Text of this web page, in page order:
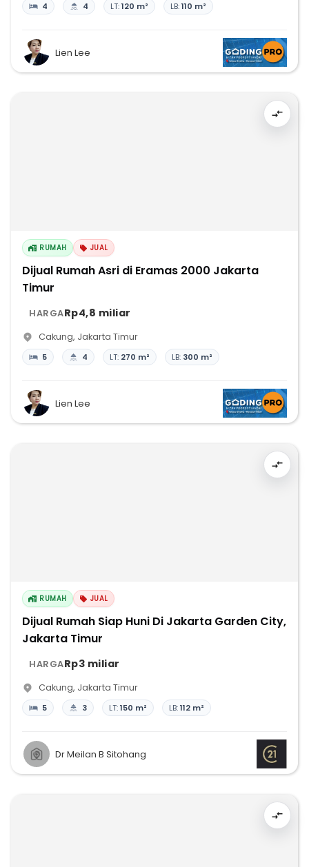
4 4 LT:120 m² LB:110 m²
Lien Lee
RUMAH JUAL
Dijual Rumah Asri di Eramas 2000 Jakarta
Timur
HARGARp4,8 miliar
Cakung, Jakarta Timur
5 4 LT: 270 m² LB: 300 m²
Lien Lee
RUMAH JUAL
Dijual Rumah Siap Huni Di Jakarta Garden City,
Jakarta Timur
HARGARp3 miliar
Cakung, Jakarta Timur
5 3 LT:150 m² LB:112 m²
Dr Meilan B Sitohang